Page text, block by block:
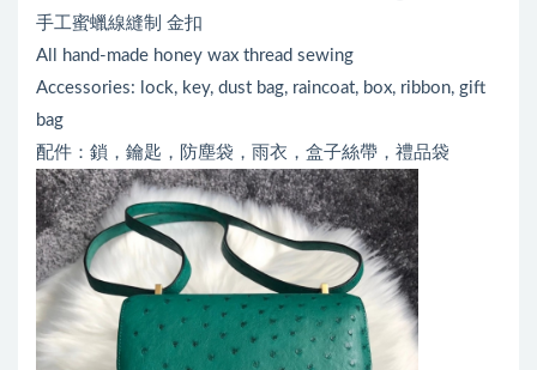
手工蜜蠟線縫制 金扣
All hand-made honey wax thread sewing
Accessories: lock, key, dust bag, raincoat, box, ribbon, gift
bag
配件：鎖，鑰匙，防塵袋，雨衣，盒子絲帶，禮品袋